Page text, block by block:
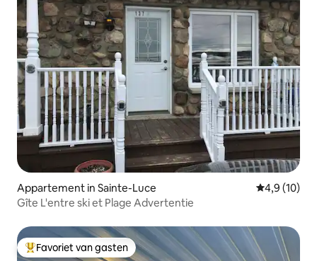
Appartement in Sainte-Luce
4,9 (10)
Gîte L'entre ski et Plage Advertentie
Topfavoriet van gasten
Favoriet van gasten